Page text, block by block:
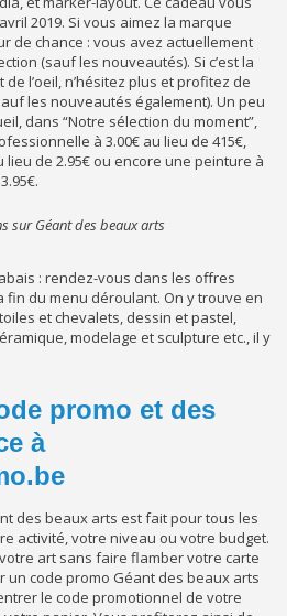
2019. Si vous aimez la marque
de chance : vous avez actuellement
(sauf les nouveautés). Si c’est la
l’oeil, n’hésitez plus et profitez de
les nouveautés également). Un peu
dans “Notre sélection du moment”,
à 3.00€ au lieu de 415€,
lieu de 2.95€ ou encore une peinture à
sur Géant des beaux arts
: rendez-vous dans les offres
du menu déroulant. On y trouve en
et chevalets, dessin et pastel,
modelage et sculpture etc., il y
promo et des
à
des beaux arts est fait pour tous les
activité, votre niveau ou votre budget.
art sans faire flamber votre carte
un code promo Géant des beaux arts
le code promotionnel de votre